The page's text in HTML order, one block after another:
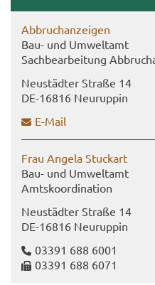
Ab­bruch­an­zei­gen
Bau- und Um­welt­amt
Sach­be­ar­bei­tung
Neu­städ­ter Stra­ße 14
DE-​16816 Neu­rup­pin
E-​Mail
Frau An­ge­la Stuck­art
Bau- und Um­welt­amt
Amts­ko­or­di­na­ti­on
Neu­städ­ter Stra­ße 14
DE-​16816 Neu­rup­pin
03391 688 6001
03391 688 6071